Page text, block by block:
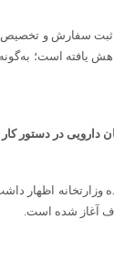
ثبت سفارش و تخصیص
است؛
دارویی در دستور کار
وزارتخانه
آغاز شده است.